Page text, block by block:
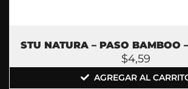
STU NATURA – PASO BAMBOO
$4,59
AGREGAR AL